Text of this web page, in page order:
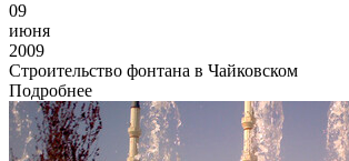
09
июня
2009
Строительство фонтана в Чайковском
Подробнее